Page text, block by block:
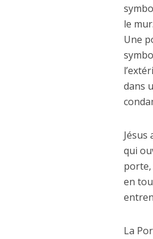
le mur.
Une
dans
Jésus
qui
porte,
en
La